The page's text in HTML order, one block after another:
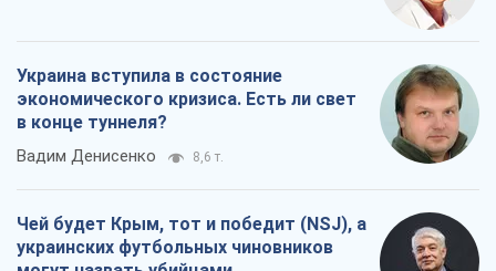
Украина вступила в состояние
экономического кризиса. Есть ли свет
в конце туннеля?
Вадим Денисенко 8,6 т.
Чей будет Крым, тот и победит (NSJ), а
украинских футбольных чиновников